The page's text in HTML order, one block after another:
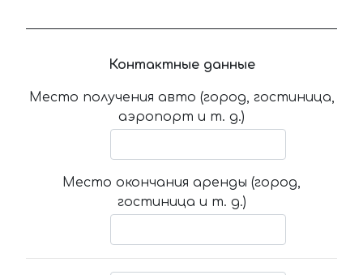
Контактные данные
Место получения авто (город, гостиница,
аэропорт и т. д.)
Место окончания аренды (город,
гостиница и т. д.)